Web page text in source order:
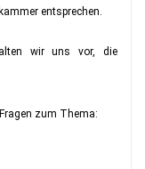
entsprechen.
wir uns vor, die
zum Thema: